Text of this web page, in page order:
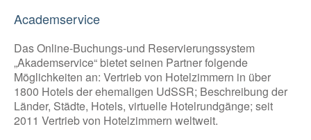
Academservice
Das Online-Buchungs-und Reservierungssystem
„Akademservice“ bietet seinen Partner folgende
Möglichkeiten an: Vertrieb von Hotelzimmern in über
1800 Hotels der ehemaligen UdSSR; Beschreibung der
Länder, Städte, Hotels, virtuelle Hotelrundgänge; seit
2011 Vertrieb von Hotelzimmern weltweit.